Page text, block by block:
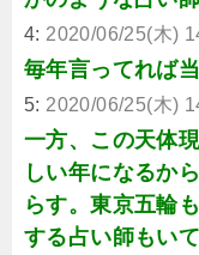
4: 2020/06/25(木)
毎年言ってれば
5: 2020/06/25(木)
一方、この天体
しい年になるか
らす。東京五輪
する占い師もい